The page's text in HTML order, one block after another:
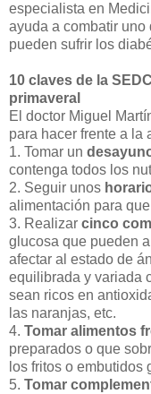
especialista en
ayuda a combatir
pueden sufrir los
10 claves de la
primaveral
El doctor Miguel
para hacer frente a la
1. Tomar un
contenga todos los
2. Seguir unos
alimentación para
3. Realizar cinco
glucosa que pueden
afectar al estado de
equilibrada y variada
sean ricos en
las naranjas, etc.
4. Tomar alimentos
preparados o que
los fritos o embutidos
5. Tomar